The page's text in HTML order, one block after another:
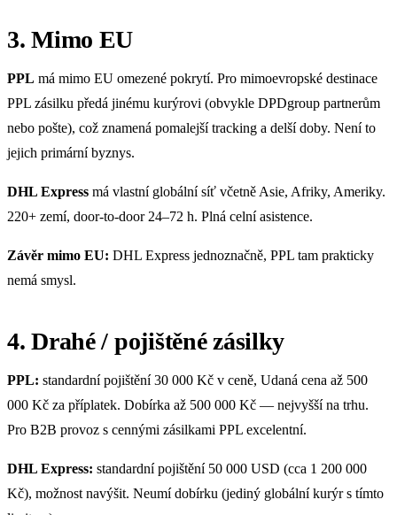
3. Mimo EU
PPL má mimo EU omezené pokrytí. Pro mimoevropské destinace
PPL zásilku předá jinému kurýrovi (obvykle DPDgroup partnerům
nebo pošte), což znamená pomalejší tracking a delší doby. Není to
jejich primární byznys.
DHL Express má vlastní globální síť včetně Asie, Afriky, Ameriky.
220+ zemí, door-to-door 24–72 h. Plná celní asistence.
Závěr mimo EU: DHL Express jednoznačně, PPL tam prakticky
nemá smysl.
4. Drahé / pojištěné zásilky
PPL: standardní pojištění 30 000 Kč v ceně, Udaná cena až 500
000 Kč za příplatek. Dobírka až 500 000 Kč — nejvyšší na trhu.
Pro B2B provoz s cennými zásilkami PPL excelentní.
DHL Express: standardní pojištění 50 000 USD (cca 1 200 000
Kč), možnost navýšit. Neumí dobírku (jediný globální kurýr s tímto